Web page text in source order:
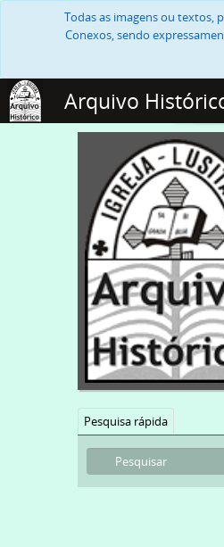
Todas as imagens ou textos,
Conexos, sendo
Arquivo
Pesquisa rápida